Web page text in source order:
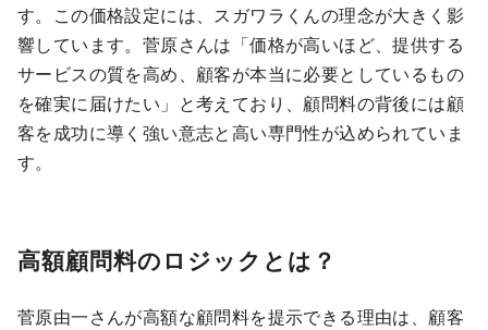
す。この価格設定には、スガワラくんの理念が大きく影
響しています。菅原さんは「価格が高いほど、提供する
サービスの質を高め、顧客が本当に必要としているもの
を確実に届けたい」と考えており、顧問料の背後には顧
客を成功に導く強い意志と高い専門性が込められていま
す。
高額顧問料のロジックとは？
菅原由一さんが高額な顧問料を提示できる理由は、顧客